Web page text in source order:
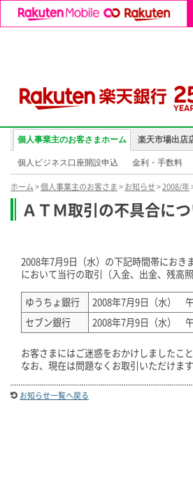
個人事業主のお客さまホーム 楽天市場出店
個人ビジネス口座開設申込 金利・手数料
ホーム>個人事業主のお客さま>お知らせ>2008/年
ＡＴＭ取引の不具合につ
2008年7月9日（水）の下記時間帯にお
において当行の取引（入金、出金、残高
ゆうちょ銀行
2008年7月9日（水）
セブン銀行
2008年7月9日（水）
お客さまにはご迷惑をおかけしましたこ
なお、現在は問題なくお取引いただけます
お知らせ一覧へ戻る